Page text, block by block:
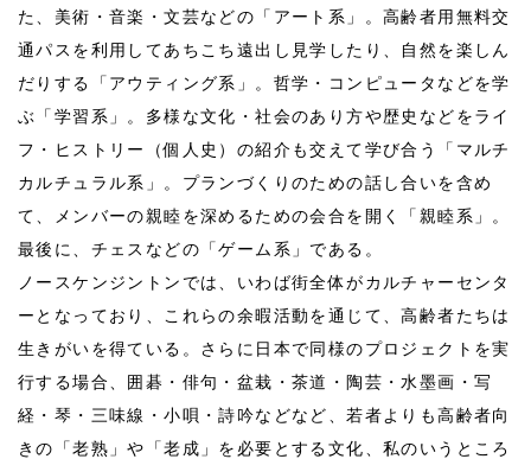
た、美術・音楽・文芸などの「アート系」。高齢者用無料交
通パスを利用してあちこち遠出し見学したり、自然を楽しん
だりする「アウティング系」。哲学・コンピュータなどを学
ぶ「学習系」。多様な文化・社会のあり方や歴史などをライ
フ・ヒストリー（個人史）の紹介も交えて学び合う「マルチ
カルチュラル系」。プランづくりのための話し合いを含め
て、メンバーの親睦を深めるための会合を開く「親睦系」。
最後に、チェスなどの「ゲーム系」である。
ノースケンジントンでは、いわば街全体がカルチャーセンタ
ーとなっており、これらの余暇活動を通じて、高齢者たちは
生きがいを得ている。さらに日本で同様のプロジェクトを実
行する場合、囲碁・俳句・盆栽・茶道・陶芸・水墨画・写
経・琴・三味線・小唄・詩吟などなど、若者よりも高齢者向
きの「老熟」や「老成」を必要とする文化、私のいうところ